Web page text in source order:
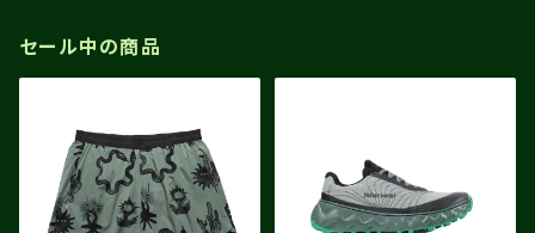
セール中の商品